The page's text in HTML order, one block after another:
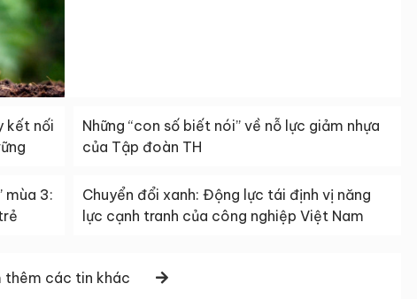
kết nối
Những “con số biết nói” về nỗ lực giảm nhựa
của Tập đoàn TH
mùa 3:
Chuyển đổi xanh: Động lực tái định vị năng
lực cạnh tranh của công nghiệp Việt Nam
thêm các tin khác